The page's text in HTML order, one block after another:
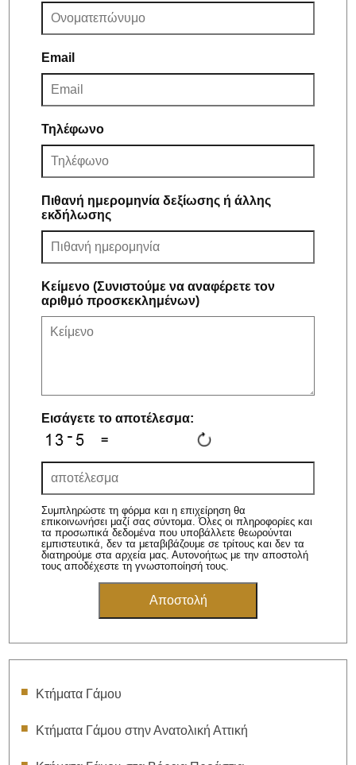
Email
Τηλέφωνο
Πιθανή ημερομηνία δεξίωσης ή άλλης
εκδήλωσης
Κείμενο (Συνιστούμε να αναφέρετε τον
αριθμό προσκεκλημένων)
Εισάγετε το αποτέλεσμα:
=
Συμπληρώστε τη φόρμα και η επιχείρηση θα
επικοινωνήσει μαζί σας σύντομα. Όλες οι πληροφορίες και
τα προσωπικά δεδομένα που υποβάλλετε θεωρούνται
εμπιστευτικά, δεν τα μεταβιβάζουμε σε τρίτους και δεν τα
διατηρούμε στα αρχεία μας. Αυτονοήτως με την αποστολή
τους αποδέχεστε τη γνωστοποίησή τους.
Κτήματα Γάμου
Κτήματα Γάμου στην Ανατολική Αττική